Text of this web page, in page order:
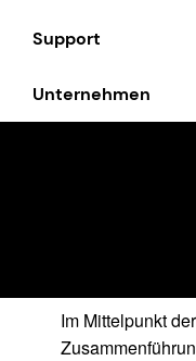
Support
Unternehmen
QBN-
Im Mittelpunkt